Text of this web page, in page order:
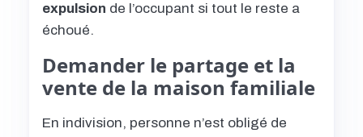
expulsion de l’occupant si tout le reste a
échoué.
Demander le partage et la
vente de la maison familiale
En indivision, personne n’est obligé de